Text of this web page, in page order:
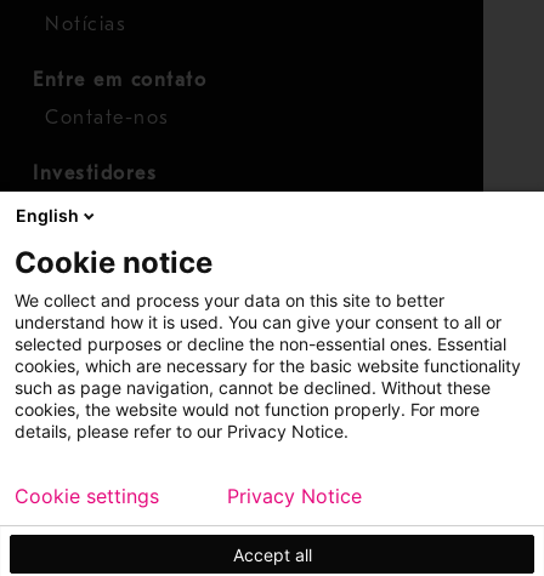
Notícias
Entre em contato
Contate-nos
Investidores
Calendário para investidores
Finanças
Aviso legal
Política de privacidade
Marcas registradas
English
Cookie notice
We collect and process your data on this site to better
understand how it is used. You can give your consent to all or
selected purposes or decline the non-essential ones. Essential
cookies, which are necessary for the basic website functionality
such as page navigation, cannot be declined. Without these
cookies, the website would not function properly. For more
details, please refer to our Privacy Notice.
Accept all
Cookie settings Privacy Notice